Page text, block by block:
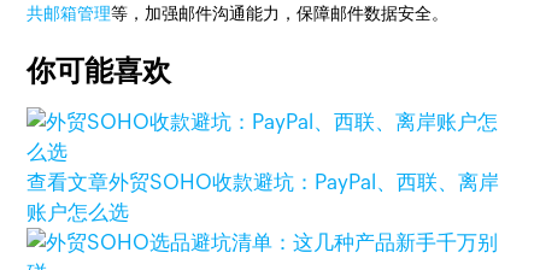
共邮箱管理等，加强邮件沟通能力，保障邮件数据安全。
你可能喜欢
查看文章外贸SOHO收款避坑：PayPal、西联、离岸
账户怎么选